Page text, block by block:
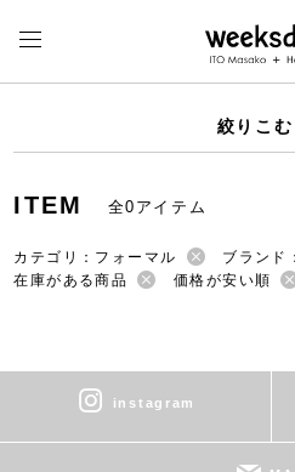
絞りこむ
ITEM 全0アイテム
カテゴリ：フォーマル
ブランド
在庫がある商品
価格が安い順
instagram